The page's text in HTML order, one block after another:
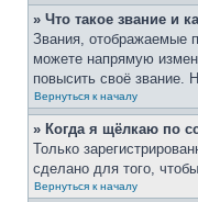
» Что такое звание и
Звания, отображаемые
можете напрямую
повысить своё звание.
Вернуться к началу
» Когда я щёлкаю по
Только
сделано для того,
Вернуться к началу